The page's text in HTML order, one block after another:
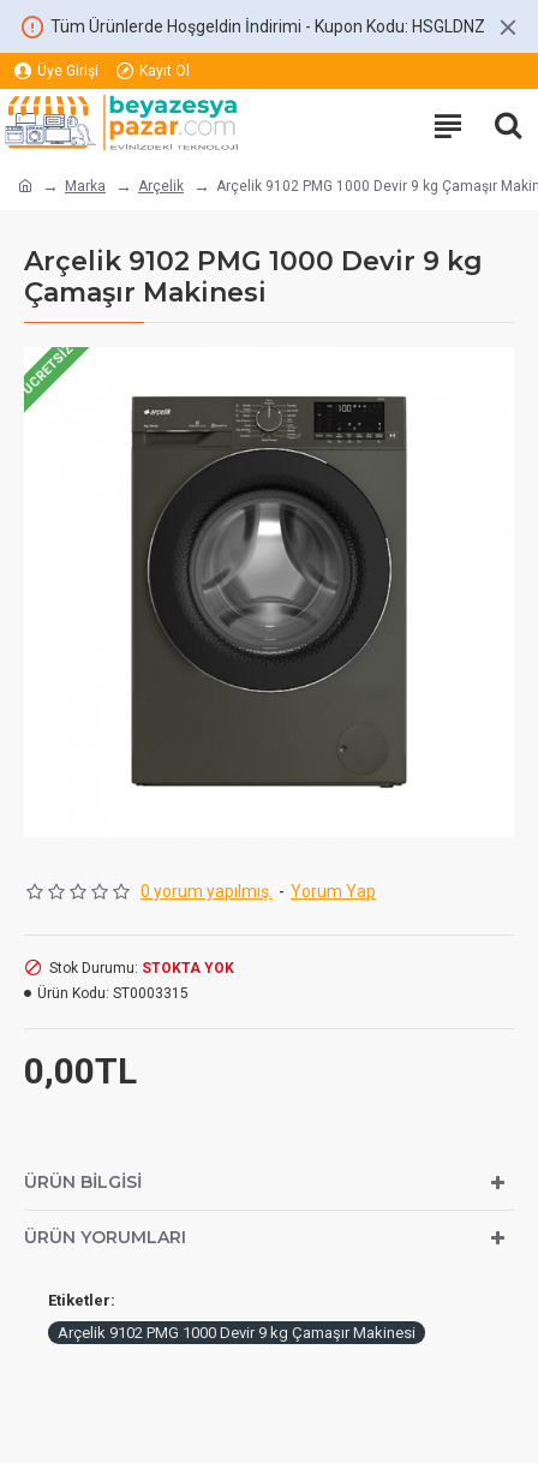
Tüm Ürünlerde Hoşgeldin İndirimi - Kupon Kodu: HSGLDNZ
Üye Girişi Kayıt Ol
Marka Arçelik Arçelik 9102 PMG 1000 Devir 9 kg Çamaşır
Arçelik 9102 PMG 1000 Devir 9 kg
Çamaşır Makinesi
ÜCRETSIZ
0 yorum yapılmış. - Yorum Yap
0,00TL
Stok Durumu: STOKTA YOK
Ürün Kodu: ST0003315
ÜRÜN BILGISI
ÜRÜN YORUMLARI
Etiketler:
Arçelik 9102 PMG 1000 Devir 9 kg Çamaşır Makinesi